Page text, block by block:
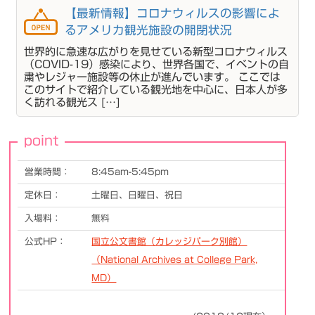
【最新情報】コロナウィルスの影響によ
るアメリカ観光施設の開閉状況
世界的に急速な広がりを見せている新型コロナウィルス
（COVID-19）感染により、世界各国で、イベントの自
粛やレジャー施設等の休止が進んでいます。 ここでは
このサイトで紹介している観光地を中心に、日本人が多
く訪れる観光ス […]
point
営業時間： 8:45am-5:45pm
定休日： 土曜日、日曜日、祝日
入場料： 無料
公式HP：
国立公文書館（カレッジパーク別館）
（National Archives at College Park,
MD）